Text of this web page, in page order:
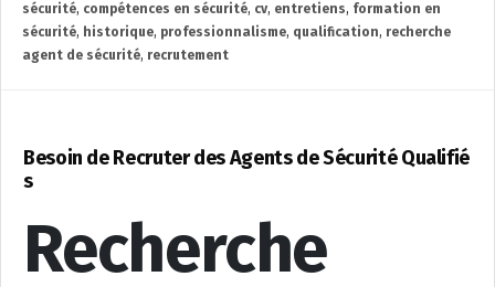
sécurité, compétences en sécurité, cv, entretiens, formation en
sécurité, historique, professionnalisme, qualification, recherche
agent de sécurité, recrutement
Besoin de Recruter des Agents de Sécurité Qualifié
s
Recherche